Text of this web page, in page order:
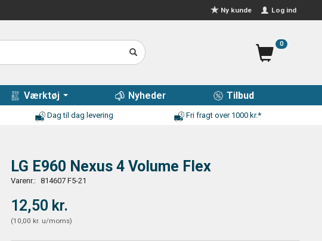
Log ind
Ny kunde
0
Værktøj Nyheder Tilbud
Dag til dag levering Fri fragt over 1000 kr.*
LG E960 Nexus 4 Volume Flex
Varenr.: 814607 F5-21
12,50 kr.
(10,00 kr. u/moms)